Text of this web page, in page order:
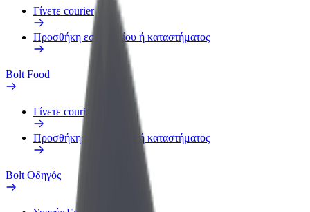
Γίνετε courier
Προσθήκη εστιατορίου ή καταστήματος
Bolt Food
Γίνετε courier
Προσθήκη εστιατορίου ή καταστήματος
Bolt Οδηγός